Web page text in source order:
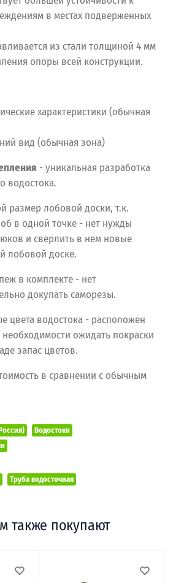
в местах подверженных
из стали толщиной 4 мм
опоры всей конструкции.
характеристики (обычная
вид (обычная зона)
- уникальная разработка
водостока.
размер лобовой доски, т.к.
в одной точке - нет нужды
и сверлить в нем новые
лобовой доске.
в комплекте - нет
докупать саморезы.
цвета водостока - расположен
ожидать покраски
запас цветов.
в сравнении с обычным
Водостоки
Труба водосточная
также покупают